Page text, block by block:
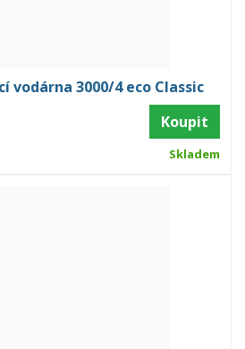
vodárna 3000/4 eco Classic
Koupit
Skladem